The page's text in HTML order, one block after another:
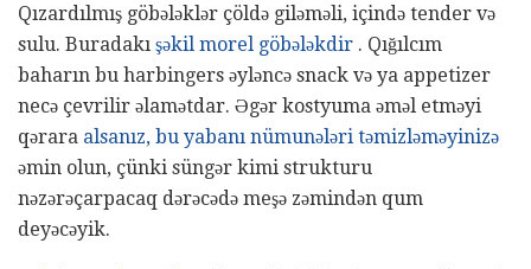
Qızardılmış göbələklər çöldə giləməli, içində tender və
sulu. Buradakı şəkil morel göbələkdir . Qığılcım
baharın bu harbingers əyləncə snack və ya appetizer
necə çevrilir əlamətdar. Əgər kostyuma əməl etməyi
qərara alsanız, bu yabanı nümunələri təmizləməyinizə
əmin olun, çünki süngər kimi strukturu
nəzərəçarpacaq dərəcədə meşə zəmindən qum
deyəcəyik.